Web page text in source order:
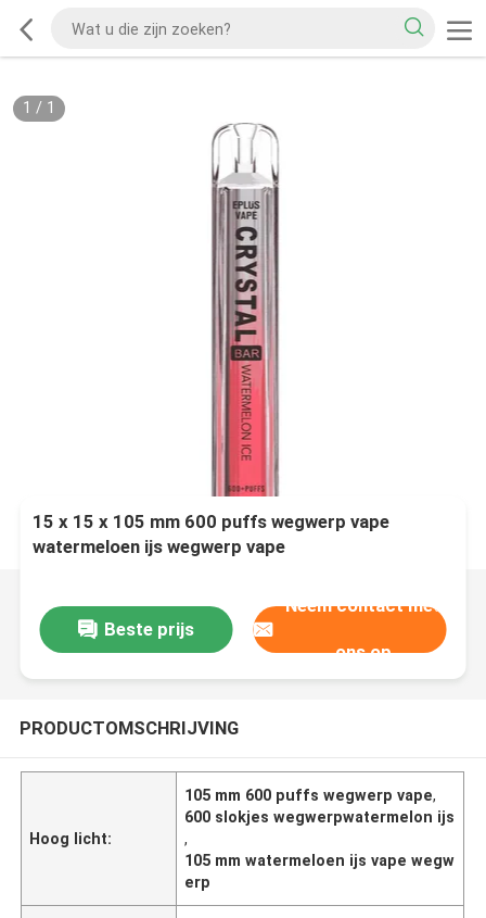
1 / 1
15 x 15 x 105 mm 600 puffs wegwerp vape
watermeloen ijs wegwerp vape
Beste prijs
Neem contact met
ons op
PRODUCTOMSCHRIJVING
Hoog licht:
105 mm 600 puffs wegwerp vape,
600 slokjes wegwerpwatermelon ijs
,
105 mm watermeloen ijs vape wegw
erp